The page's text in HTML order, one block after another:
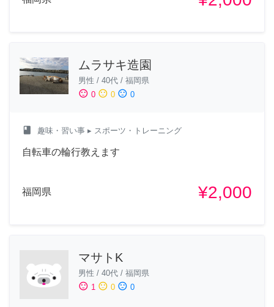
ムラサキ造園
男性 / 40代 / 福岡県
sentiment_satisfied 0 sentiment_neutral 0 sentiment_dissatisfied 0
class 趣味・習い事 ▸ スポーツ・トレーニング
自転車の輪行教えます
福岡県 ¥2,000
マサトK
男性 / 40代 / 福岡県
sentiment_satisfied 1 sentiment_neutral 0 sentiment_dissatisfied 0